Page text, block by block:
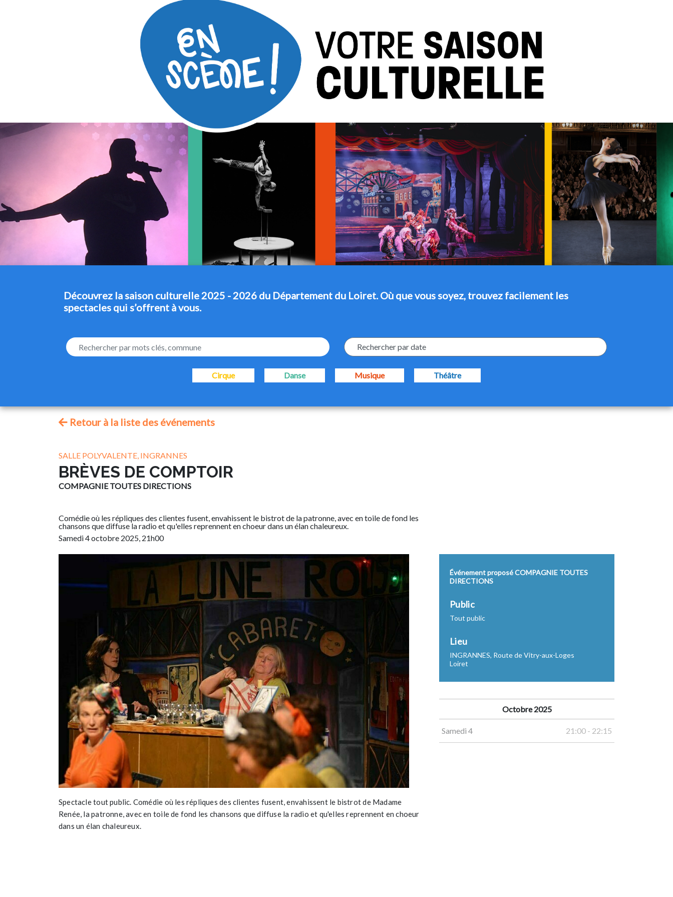
Découvrez la saison culturelle 2025 - 2026 du Département du Loiret. Où que vous soyez, trouvez facilement les
spectacles qui s’offrent à vous.
Rechercher par date
Cirque Danse Musique Théâtre
Retour à la liste des événements
SALLE POLYVALENTE, INGRANNES
BRÈVES DE COMPTOIR
COMPAGNIE TOUTES DIRECTIONS
Comédie où les répliques des clientes fusent, envahissent le bistrot de la patronne, avec en toile de fond les
chansons que diffuse la radio et qu'elles reprennent en choeur dans un élan chaleureux.
Samedi 4 octobre 2025, 21h00
Événement proposé COMPAGNIE TOUTES
DIRECTIONS
Public
Tout public
Lieu
INGRANNES, Route de Vitry-aux-Loges
Loiret
Octobre 2025
Samedi 4 21:00 - 22:15
Spectacle tout public. Comédie où les répliques des clientes fusent, envahissent le bistrot de Madame
Renée, la patronne, avec en toile de fond les chansons que diffuse la radio et qu'elles reprennent en choeur
dans un élan chaleureux.